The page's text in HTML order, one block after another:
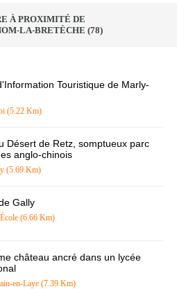
À PROXIMITÉ DE
LA-BRETÈCHE (78)
Touristique de Marly-
(5.22 Km)
Désert de Retz, somptueux parc
anglo-chinois
(5.69 Km)
Gally
(6.66 Km)
château ancré dans un lycée
en-Laye (7.39 Km)